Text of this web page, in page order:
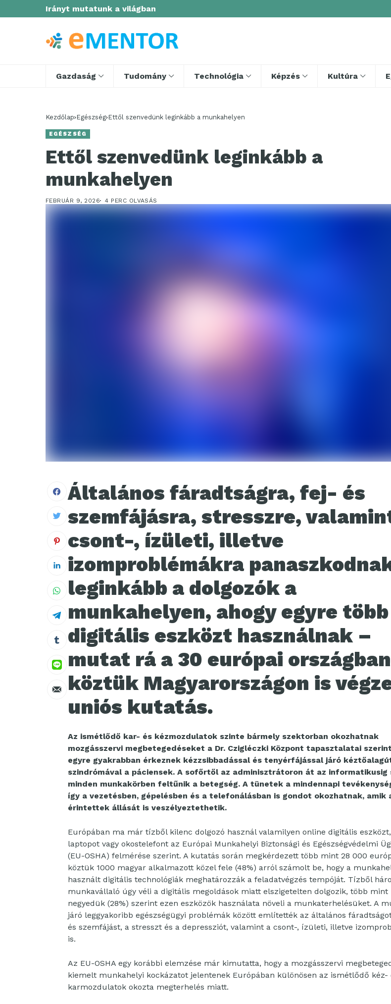
Irányt mutatunk a világban
Gazdaság Tudomány Technológia Képzés Kultúra
Kezdőlap Egészség Ettől szenvedünk leginkább a munkahelyen
EGÉSZSÉG
Ettől szenvedünk leginkább a
munkahelyen
FEBRUÁR 9, 2026 4 PERC OLVASÁS
Általános fáradtságra, fej- és
szemfájásra, stresszre,
csont-, ízületi, illetve
izomproblémákra
leginkább a dolgozók a
munkahelyen, ahogy egyre több
digitális eszközt használnak –
mutat rá a 30 európai
köztük Magyarországon is
uniós kutatás.
Az ismétlődő kar- és kézmozdulatok szinte bármely szektorban okozhatnak
mozgásszervi megbetegedéseket a Dr. Czigléczki Központ tapasztalatai
egyre gyakrabban érkeznek kézzsibbadással és tenyérfájással járó
szindrómával a páciensek. A sofőrtől az adminisztrátoron át az informatikusig
minden munkakörben feltűnik a betegség. A tünetek a mindennapi
így a vezetésben, gépelésben és a telefonálásban is gondot okozhatnak, amik
érintettek állását is veszélyeztethetik.
Európában ma már tízből kilenc dolgozó használ valamilyen online digitális
laptopot vagy okostelefont az Európai Munkahelyi Biztonsági és Egészségvédelmi
(EU-OSHA) felmérése szerint. A kutatás során megkérdezett több mint 28 000
köztük 1000 magyar alkalmazott közel fele (48%) arról számolt be, hogy a
használt digitális technológiák meghatározzák a feladatvégzés tempóját. Tízből
munkavállaló úgy véli a digitális megoldások miatt elszigetelten dolgozik, több mint
negyedük (28%) szerint ezen eszközök használata növeli a munkaterhelésüket. A
járó leggyakoribb egészségügyi problémák között említették az általános
és szemfájást, a stresszt és a depressziót, valamint a csont-, ízületi, illetve
is.
Az EU-OSHA egy korábbi elemzése már kimutatta, hogy a mozgásszervi
kiemelt munkahelyi kockázatot jelentenek Európában különösen az ismétlődő kéz-
karmozdulatok okozta megterhelés miatt.